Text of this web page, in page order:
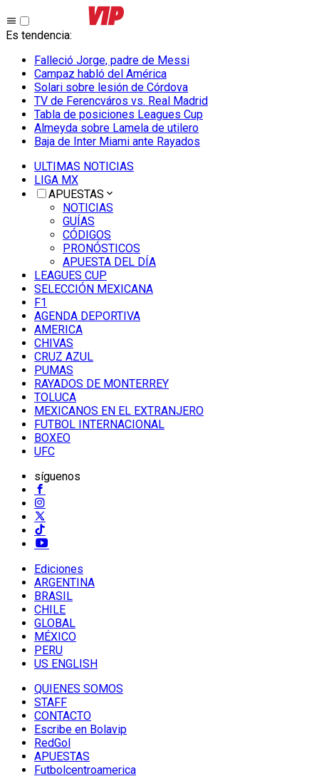
Es tendencia:
Falleció Jorge, padre de Messi
Campaz habló del América
Solari sobre lesión de Córdova
TV de Ferencváros vs. Real Madrid
Tabla de posiciones Leagues Cup
Almeyda sobre Lamela de utilero
Baja de Inter Miami ante Rayados
ULTIMAS NOTICIAS
LIGA MX
APUESTAS
NOTICIAS
GUÍAS
CÓDIGOS
PRONÓSTICOS
APUESTA DEL DÍA
LEAGUES CUP
SELECCIÓN MEXICANA
F1
AGENDA DEPORTIVA
AMERICA
CHIVAS
CRUZ AZUL
PUMAS
RAYADOS DE MONTERREY
TOLUCA
MEXICANOS EN EL EXTRANJERO
FUTBOL INTERNACIONAL
BOXEO
UFC
síguenos
Ediciones
ARGENTINA
BRASIL
CHILE
GLOBAL
MÉXICO
PERU
US ENGLISH
QUIENES SOMOS
STAFF
CONTACTO
Escribe en Bolavip
RedGol
APUESTAS
Futbolcentroamerica